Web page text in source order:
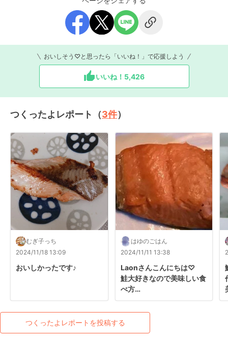
おいしそう♡と思ったら「いいね！」で応援しよう
いいね！ 5,426
つくったよレポート（3件）
むぎ子っち
2024/11/18 13:09
おいしかったです♪
はゆのごはん
2024/11/11 13:38
Laonさんこんにちは♡
鮭大好きなので美味しい食
べ方
いつも素敵なレシピありが
とうございます╰(*´︶
`*)╯♡
つくったよレポートを投稿する